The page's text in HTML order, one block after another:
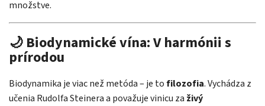
množstve.
🌙 Biodynamické vína: V harmónii s
prírodou
Biodynamika je viac než metóda – je tofilozofia. Vychádza z
učenia Rudolfa Steinera a považuje vinicu za živý